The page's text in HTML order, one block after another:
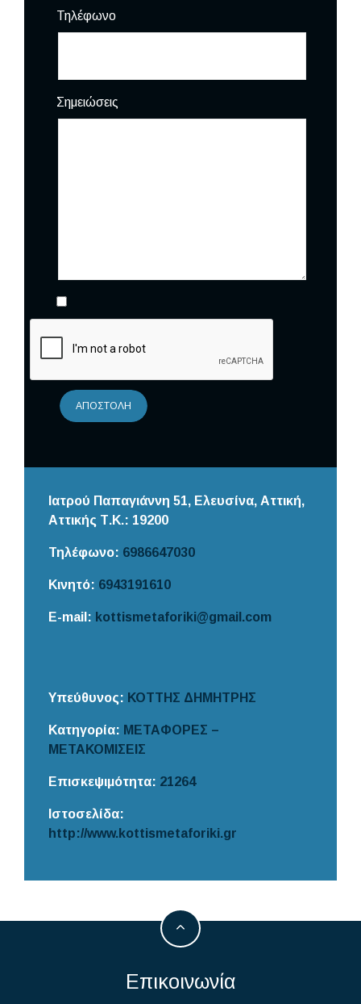
Ιατρού Παπαγιάννη 51, Ελευσίνα, Αττική,
Αττικής Τ.Κ.: 19200
Τηλέφωνο: 6986647030
Κινητό: 6943191610
E-mail: kottismetaforiki@gmail.com
Υπεύθυνος: ΚΟΤΤΗΣ ΔΗΜΗΤΡΗΣ
Κατηγορία: ΜΕΤΑΦΟΡΕΣ –
ΜΕΤΑΚΟΜΙΣΕΙΣ
Επισκεψιμότητα: 21264
Ιστοσελίδα:
http://www.kottismetaforiki.gr
Τηλέφωνο
Σημειώσεις
ΑΠΟΣΤΟΛΉ
Επικοινωνία